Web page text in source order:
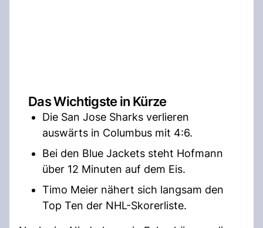
Das Wichtigste in Kürze
Die San Jose Sharks verlieren
auswärts in Columbus mit 4:6.
Bei den Blue Jackets steht Hofmann
über 12 Minuten auf dem Eis.
Timo Meier nähert sich langsam den
Top Ten der NHL-Skorerliste.